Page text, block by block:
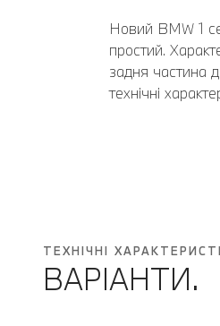
Новий BMW 1
простий.
задня частина
технічні
ТЕХНІЧНІ
ВАРІАНТИ.